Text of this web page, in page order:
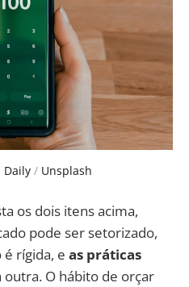
Daily/ Unsplash
os dois itens acima,
pode ser setorizado,
rígida, e as práticas
outra. O hábito de orçar